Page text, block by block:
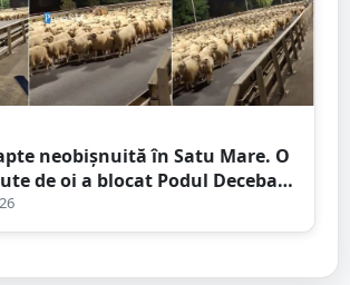
neobișnuită în Satu Mare. O
de oi a blocat Podul Decebal.
al ciobanului